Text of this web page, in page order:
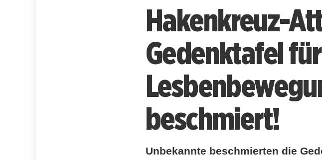
Hakenkreuz-
Gedenktafel für
beschmiert!
Unbekannte beschmierten die